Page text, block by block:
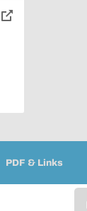
toggle
PDF & Links